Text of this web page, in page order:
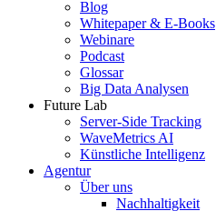
Blog
Whitepaper & E-Books
Webinare
Podcast
Glossar
Big Data Analysen
Future Lab
Server-Side Tracking
WaveMetrics AI
Künstliche Intelligenz
Agentur
Über uns
Nachhaltigkeit